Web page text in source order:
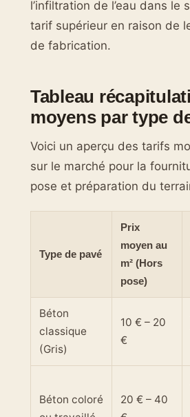
l’infiltration de l’eau dans le
tarif supérieur en raison de
de fabrication.
Tableau
moyens par type
Voici un aperçu des tarifs
sur le marché pour la
pose et préparation du
Type de pavé
Prix
moyen au
m² (Hors
pose)
Béton
classique
(Gris)
10 € – 20
€
Béton coloré
20 € – 40